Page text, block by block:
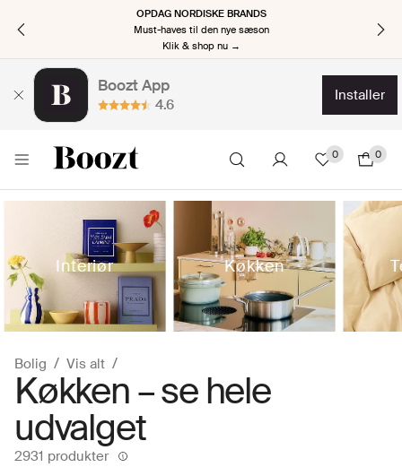
OPDAG NORDISKE BRANDS
Must-haves til den nye sæson
Klik & shop nu →
Boozt App
4.6
installer
0 0
Interiør Køkken
Bolig Vis alt
Køkken – se hele
udvalget
2931 produkter